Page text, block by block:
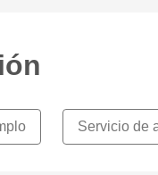
Servicio de